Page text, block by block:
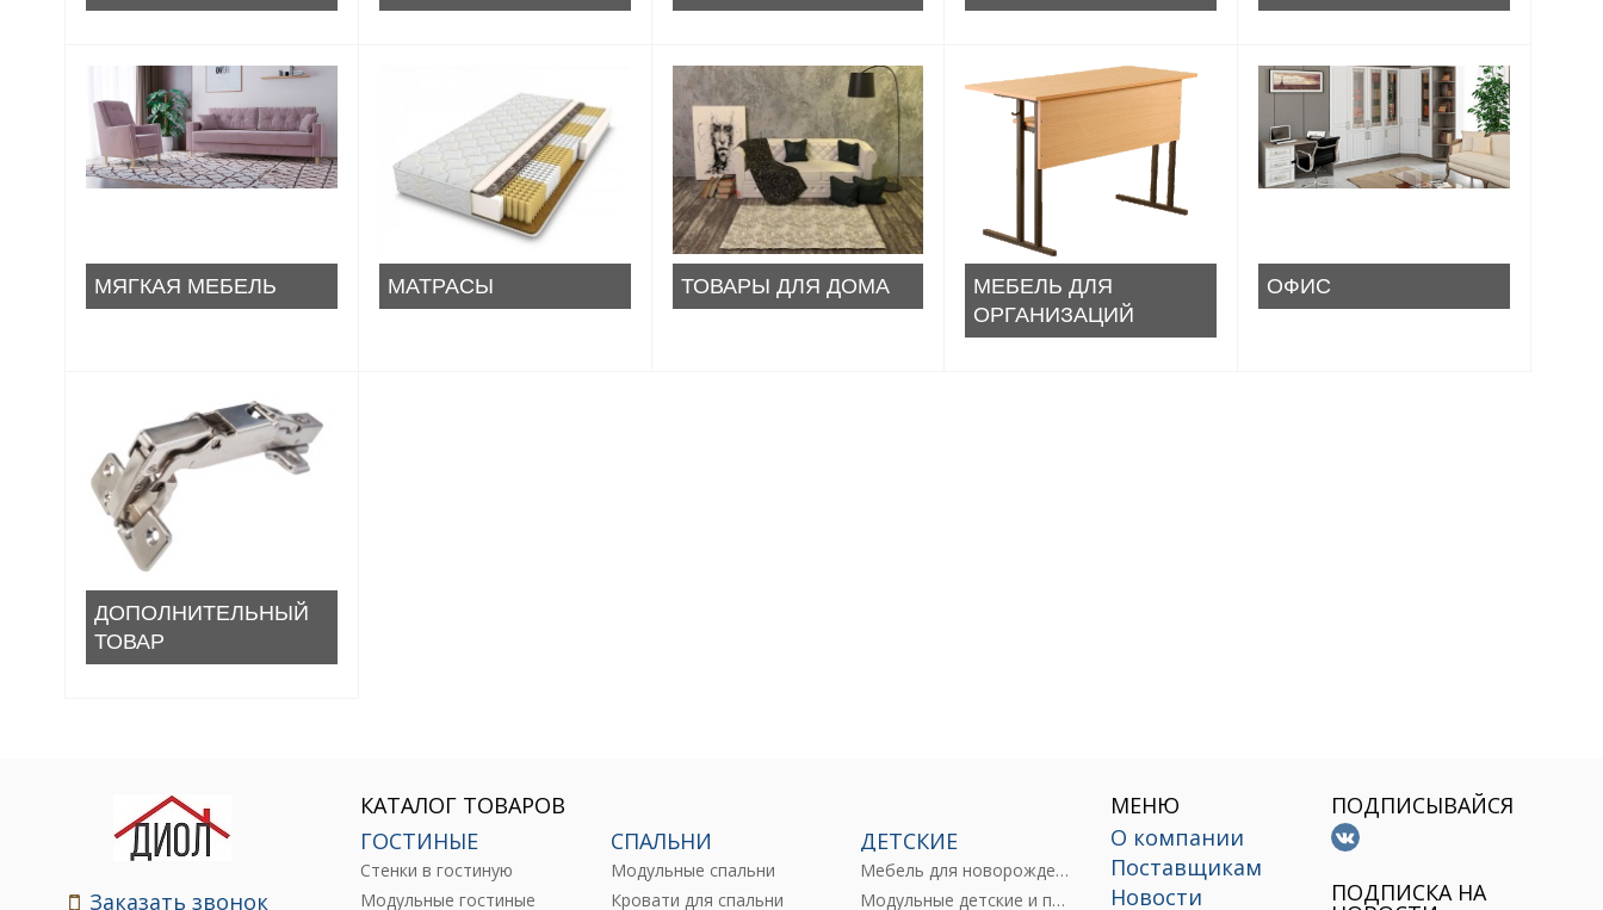
МЯГКАЯ МЕБЕЛЬ МАТРАСЫ ТОВАРЫ ДЛЯ ДОМА
МЕБЕЛЬ ДЛЯ
ОРГАНИЗАЦИЙ
ОФИС
ДОПОЛНИТЕЛЬНЫЙ
ТОВАР
Заказать звонок
КАТАЛОГ ТОВАРОВ
ГОСТИНЫЕ
Стенки в гостиную
Модульные гостиные
СПАЛЬНИ
Модульные спальни
Кровати для спальни
ДЕТСКИЕ
Мебель для новорожденных
Модульные детские и подростковые
МЕНЮ
О компании
Поставщикам
Новости
ПОДПИСЫВАЙСЯ
ПОДПИСКА НА